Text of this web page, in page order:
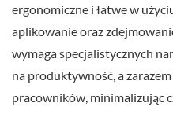
ergonomiczne i łatwe w
aplikowanie oraz
wymaga specjalistycznych
na produktywność, a
pracowników, minimalizując